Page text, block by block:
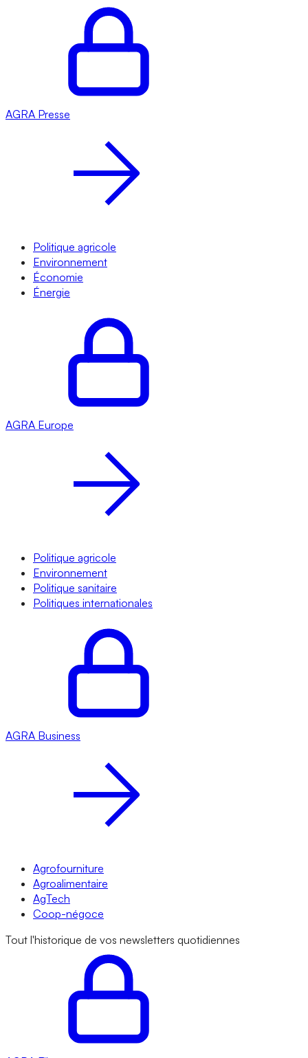
AGRA Presse
Politique agricole
Environnement
Économie
Énergie
AGRA Europe
Politique agricole
Environnement
Politique sanitaire
Politiques internationales
AGRA Business
Agrofourniture
Agroalimentaire
AgTech
Coop-négoce
Tout l'historique de vos newsletters quotidiennes